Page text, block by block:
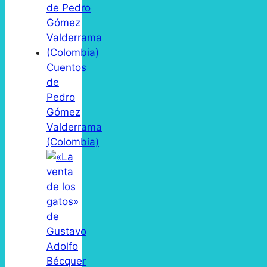
Cuentos
de
Pedro
Gómez
Valderrama
(Colombia)